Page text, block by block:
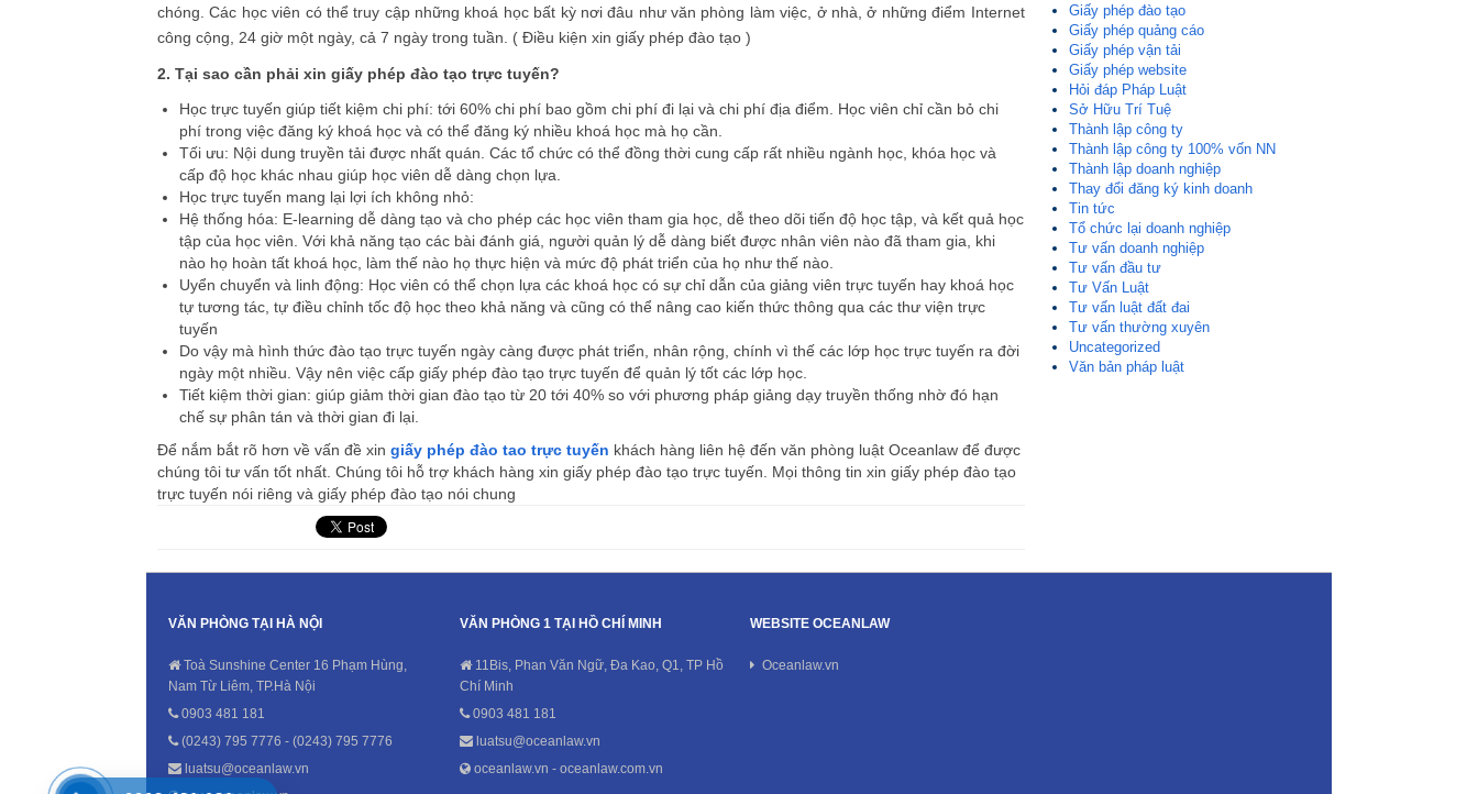
chóng. Các học viên có thể truy cập những khoá học bất kỳ nơi đâu như văn phòng làm việc, ở nhà, ở những điểm Internet
công cộng, 24 giờ một ngày, cả 7 ngày trong tuần. ( Điều kiện xin giấy phép đào tạo )
2. Tại sao cần phải xin giấy phép đào tạo trực tuyến?
Học trực tuyến giúp tiết kiệm chi phí: tới 60% chi phí bao gồm chi phí đi lại và chi phí địa điểm. Học viên chỉ cần bỏ chi
phí trong việc đăng ký khoá học và có thể đăng ký nhiều khoá học mà họ cần.
Tối ưu: Nội dung truyền tải được nhất quán. Các tổ chức có thể đồng thời cung cấp rất nhiều ngành học, khóa học và
cấp độ học khác nhau giúp học viên dễ dàng chọn lựa.
Học trực tuyến mang lại lợi ích không nhỏ:
Hệ thống hóa: E-learning dễ dàng tạo và cho phép các học viên tham gia học, dễ theo dõi tiến độ học tập, và kết quả học
tập của học viên. Với khả năng tạo các bài đánh giá, người quản lý dễ dàng biết được nhân viên nào đã tham gia, khi
nào họ hoàn tất khoá học, làm thế nào họ thực hiện và mức độ phát triển của họ như thế nào.
Uyển chuyển và linh động: Học viên có thể chọn lựa các khoá học có sự chỉ dẫn của giảng viên trực tuyến hay khoá học
tự tương tác, tự điều chỉnh tốc độ học theo khả năng và cũng có thể nâng cao kiến thức thông qua các thư viện trực
tuyến
Do vậy mà hình thức đào tạo trực tuyến ngày càng được phát triển, nhân rộng, chính vì thế các lớp học trực tuyến ra đời
ngày một nhiều. Vậy nên việc cấp giấy phép đào tạo trực tuyến để quản lý tốt các lớp học.
Tiết kiệm thời gian: giúp giảm thời gian đào tạo từ 20 tới 40% so với phương pháp giảng dạy truyền thống nhờ đó hạn
chế sự phân tán và thời gian đi lại.
Để nắm bắt rõ hơn về vấn đề xin giấy phép đào tao trực tuyến khách hàng liên hệ đến văn phòng luật Oceanlaw để được
chúng tôi tư vấn tốt nhất. Chúng tôi hỗ trợ khách hàng xin giấy phép đào tạo trực tuyến. Mọi thông tin xin giấy phép đào tạo
trực tuyến nói riêng và giấy phép đào tạo nói chung
Giấy phép đào tạo
Giấy phép quảng cáo
Giấy phép vận tải
Giấy phép website
Hỏi đáp Pháp Luật
Sở Hữu Trí Tuệ
Thành lập công ty
Thành lập công ty 100% vốn NN
Thành lập doanh nghiệp
Thay đổi đăng ký kinh doanh
Tin tức
Tổ chức lại doanh nghiệp
Tư vấn doanh nghiệp
Tư vấn đầu tư
Tư Vấn Luật
Tư vấn luật đất đai
Tư vấn thường xuyên
Uncategorized
Văn bản pháp luật
VĂN PHÒNG TẠI HÀ NỘI
Toà Sunshine Center 16 Phạm Hùng,
Nam Từ Liêm, TP.Hà Nội
0903 481 181
(0243) 795 7776 - (0243) 795 7776
luatsu@oceanlaw.vn
VĂN PHÒNG 1 TẠI HỒ CHÍ MINH
11Bis, Phan Văn Ngữ, Đa Kao, Q1, TP Hồ
Chí Minh
0903 481 181
luatsu@oceanlaw.vn
oceanlaw.vn - oceanlaw.com.vn
WEBSITE OCEANLAW
Oceanlaw.vn